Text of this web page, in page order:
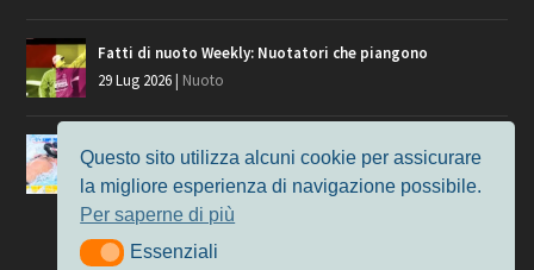
Fatti di nuoto Weekly: Nuotatori che piangono
29 Lug 2026| Nuoto
Giochi del Mediterraneo, i convocati del nuoto per
9 Lug 2026
Nuoto
Questo sito utilizza alcuni cookie per assicurare
la migliore esperienza di navigazione possibile.
Per saperne di più
EssenzialiEssenziali